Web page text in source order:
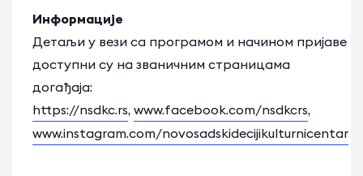
Информације
Детаљи у вези са програмом и начином пријаве
доступни су на званичним страницама
догађаја:
https://nsdkc.rs, www.facebook.com/nsdkcrs,
www.instagram.com/novosadskidecijikulturnicentar